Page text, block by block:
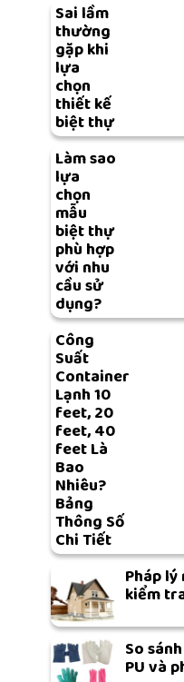
Sai lầm
thường
gặp khi
lựa
chọn
thiết kế
biệt thự
Làm sao
lựa
chọn
mẫu
biệt thự
phù hợp
với nhu
cầu sử
dụng?
Công
Suất
Container
Lạnh 10
feet, 20
feet, 40
feet Là
Bao
Nhiêu?
Bảng
Thông Số
Chi Tiết
Pháp
kiểm
So
PU và